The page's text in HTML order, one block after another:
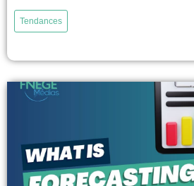
understand or explain. We only see their inputs
reasoning behind them. For example, an
voir
Tendances